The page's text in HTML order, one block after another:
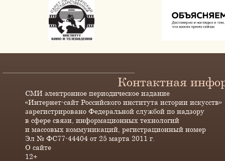
Контактная
СМИ электронное периодическое издание
«Интернет-сайт Российского института истории искусств»
зарегистрировано Федеральной службой по надзору
в сфере связи, информационных технологий
и массовых коммуникаций, регистрационный номер
Эл № ФС77-44404 от 25 марта 2011 г.
О сайте
12+